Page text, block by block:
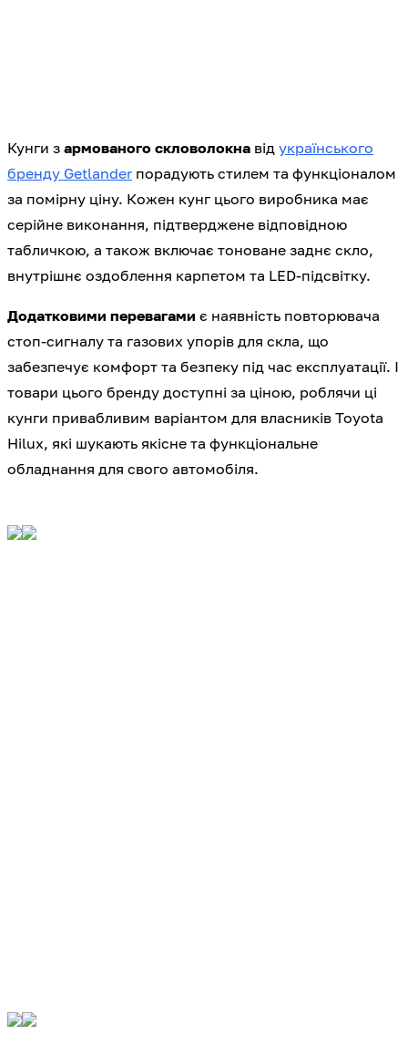
Кунги з армованого скловолокна від українського
бренду Getlander порадують стилем та функціоналом
за помірну ціну. Кожен кунг цього виробника має
серійне виконання, підтверджене відповідною
табличкою, а також включає тоноване заднє скло,
внутрішнє оздоблення карпетом та LED-підсвітку.
Додатковими перевагами є наявність повторювача
стоп-сигналу та газових упорів для скла, що
забезпечує комфорт та безпеку під час експлуатації. І
товари цього бренду доступні за ціною, роблячи ці
кунги привабливим варіантом для власників Toyota
Hilux, які шукають якісне та функціональне
обладнання для свого автомобіля.